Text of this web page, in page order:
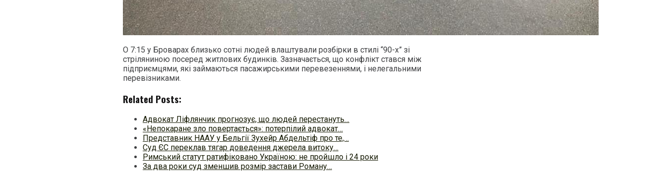
О 7:15 у Броварах близько сотні людей влаштували розбірки в стилі “90-х” зі
стріляниною посеред житлових будинків. Зазначається, що конфлікт стався між
підприємцями, які займаються пасажирськими перевезеннями, і нелегальними
перевізниками.
Related Posts:
Адвокат Ліфлянчик прогнозує, що людей перестануть…
«Непокаране зло повертається»: потерпілий адвокат…
Представник НААУ у Бельгії Зухейр Абдельтіф про те,…
Суд ЄС переклав тягар доведення джерела витоку…
Римський статут ратифіковано Україною: не пройшло і 24 роки
За два роки суд зменшив розмір застави Роману…